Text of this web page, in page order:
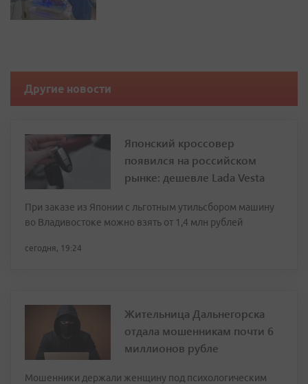
Другие новости
Японский кроссовер
появился на российском
рынке: дешевле Lada Vesta
При заказе из Японии с льготным утильсбором машину
во Владивостоке можно взять от 1,4 млн рублей
сегодня, 19:24
Жительница Дальнегорска
отдала мошенникам почти 6
миллионов рубле
Мошенники держали женщину под психологическим